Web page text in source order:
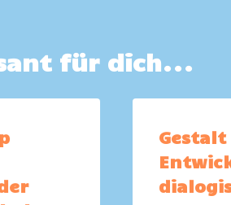
für dich...